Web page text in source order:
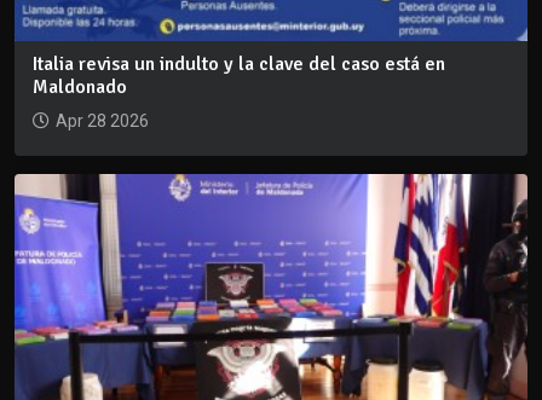
Italia revisa un indulto y la clave del caso está en
Maldonado
Apr 28 2026